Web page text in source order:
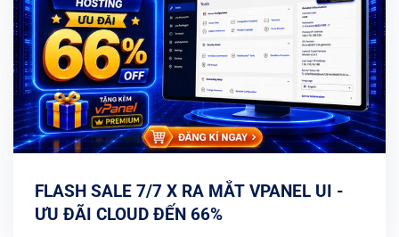
FLASH SALE 7/7 X RA MẮT VPANEL UI -
ƯU ĐÃI CLOUD ĐẾN 66%